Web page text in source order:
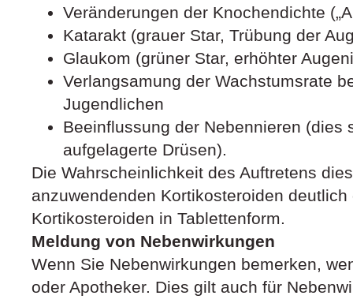
Veränderungen der Knochendichte
Katarakt (grauer Star, Trübung der
Glaukom (grüner Star, erhöhter
Verlangsamung der Wachstumsrate
Jugendlichen
Beeinflussung der Nebennieren (dies
aufgelagerte Drüsen).
Die Wahrscheinlichkeit des Auftretens
anzuwendenden Kortikosteroiden
Kortikosteroiden in Tablettenform.
Meldung von Nebenwirkungen
Wenn Sie Nebenwirkungen bemerken,
oder Apotheker. Dies gilt auch für